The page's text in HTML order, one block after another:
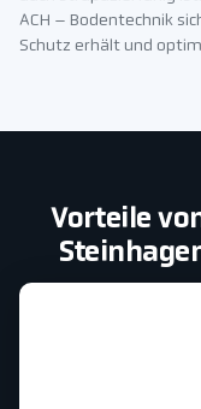
ACH – Bodentechnik
Schutz erhält und
Vorteile